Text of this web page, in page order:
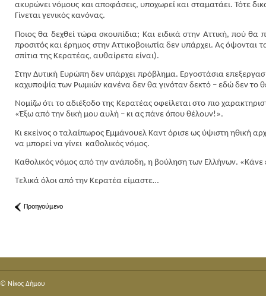
ακυρώνει νόμους και αποφάσεις, υποχωρεί και σταματάει. Τότε
Γίνεται γενικός κανόνας.
Ποιος θα δεχθεί τώρα σκουπίδια; Και ειδικά στην Αττική, πού
προσιτός και έρημος στην Αττικοβοιωτία δεν υπάρχει. Ας
σπίτια της Κερατέας, αυθαίρετα είναι).
Στην Δυτική Ευρώπη δεν υπάρχει πρόβλημα. Εργοστάσια
καχυποψία των Ρωμιών κανένα δεν θα γινόταν δεκτό – εδώ δεν το
Νομίζω ότι το αδιέξοδο της Κερατέας οφείλεται στο πιο
«Έξω από την δική μου αυλή – κι ας πάνε όπου θέλουν!».
Κι εκείνος ο ταλαίπωρος Εμμάνουελ Καντ όρισε ως ύψιστη ηθική
να μπορεί να γίνει καθολικός νόμος.
Καθολικός νόμος από την ανάποδη, η βούληση των Ελλήνων. «Κάνε
Τελικά όλοι από την Κερατέα είμαστε…
Προηγούμενο
© Nίκος Δήμου